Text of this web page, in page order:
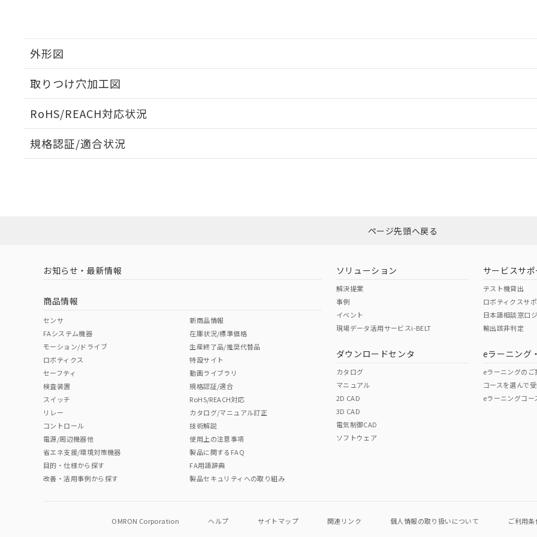
外形図
取りつけ穴加工図
RoHS/REACH対応状況
EU RoHS 注意事項・凡例
ダウンロードはこちら
中国 RoHS 注意事項・凡例
中国 RoHS表
Pb Hg Cr(VI)
"対応済み"や非含有の記載がされた商品であっても、流通在庫等で未対応品が混在する可能性があります。
非含有品が必要な際は、弊社営業部門もしくは販売店へお問い合わせください。
規格認証/適合状況
（イギリス
（ノルウェー
（日本
（アメリカ
この製品の規格認証/適合
その他の認証はこちらのページからご
ページ先頭へ戻る
お知らせ・最新情報
商品情報
センサ
FAシステム機器
モーション/ドライブ
ロボティクス
セーフティ
検査装置
スイッチ
リレー
コントロール
電源/周辺機器他
省エネ支援/環境対策機器
目的・仕様から探す
改善・活用事例から探す
新商品情報
在庫状況/標準価格
生産終了品/推奨代替品
特設サイト
動画ライブラリ
規格認証/適合
RoHS/REACH対応
カタログ/マニュアル訂正
技術解説
使用上の注意事項
製品に関するFAQ
FA用語辞典
製品セキュリティへの取り組み
ソリューション
解決提案
事例
イベント
現場データ活用サービスi-BELT
ダウンロードセンタ
カタログ
マニュアル
2D CAD
3D CAD
電気制御CAD
ソフトウェア
サービスサポ
テスト機貸出
ロボティクスサ
日本語相談窓口
輸出該非判定
eラーニング
eラーニングのご
コースを選んで
eラーニングコー
OMRON Corporation ヘルプ サイトマップ 関連リンク 個人情報の取り扱いについて ご利用条